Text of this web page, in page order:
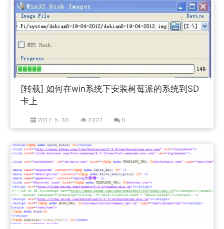
[转载] 如何在win系统下安装树莓派的系统到SD
卡上
2017-5-30 2427 0